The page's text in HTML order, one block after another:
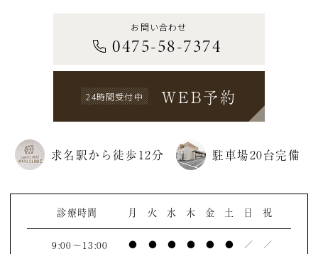
お問い合わせ
0475-58-7374
24時間受付中 WEB予約
求名駅から徒歩12分 駐車場20台完備
診療時間 月 火 水 木 金 土 日 祝
9:00～13:00 ● ● ● ● ● ● ／ ／